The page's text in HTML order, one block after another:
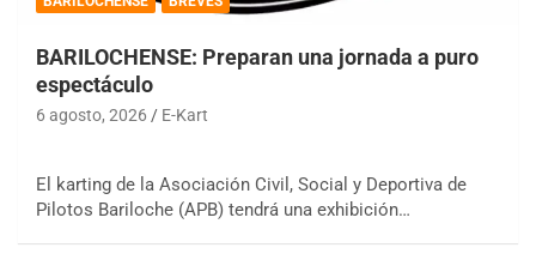
BARILOCHENSE: Preparan una jornada a puro
espectáculo
6 agosto, 2026 E-Kart
El karting de la Asociación Civil, Social y Deportiva de
Pilotos Bariloche (APB) tendrá una exhibición…